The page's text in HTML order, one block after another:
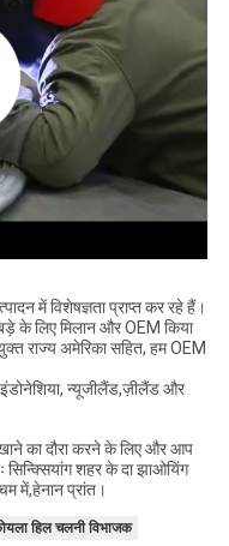
में विशेषज्ञता प्राप्त कर रहे हैं।
के लिए मिलान और OEM किया
राज्य अमेरिका सहित, हम OEM
न्यूजीलैंड,ज़ीलैंड और
का दौरा करने के लिए और आप
सिन्क्सियांग शहर के दा झाओयिंग
में,हेनान प्रांत।
हिल चलनी विभाजक